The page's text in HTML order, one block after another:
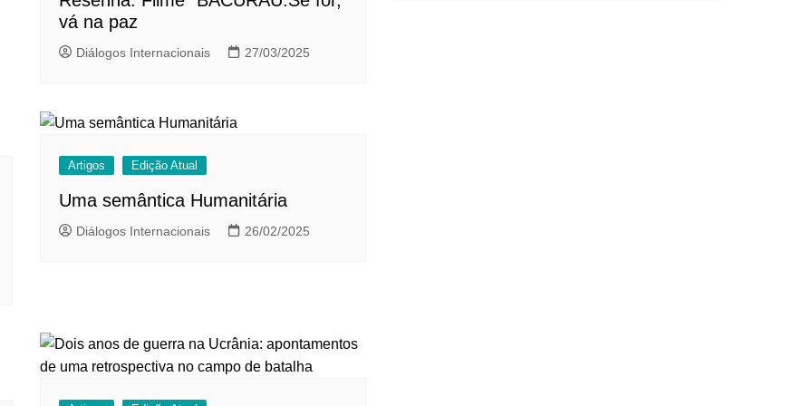
vá na paz
Diálogos Internacionais 27/03/2025
Artigos Edição Atual
Uma semântica Humanitária
Diálogos Internacionais 26/02/2025